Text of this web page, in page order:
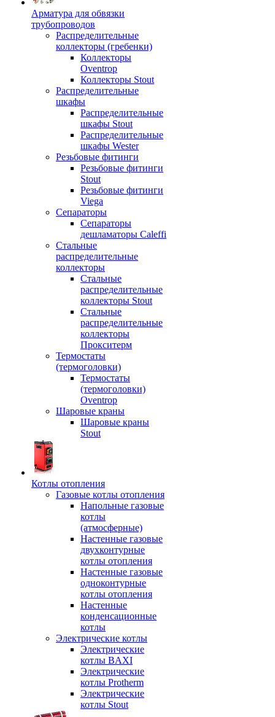
Арматура для обвязки
трубопроводов
Распределительные
коллекторы (гребенки)
Коллекторы
Oventrop
Коллекторы Stout
Распределительные
шкафы
Распределительные
шкафы Stout
Распределительные
шкафы Wester
Резьбовые фитинги
Резьбовые фитинги
Stout
Резьбовые фитинги
Viega
Сепараторы
Сепараторы
дешламаторы Caleffi
Стальные
распределительные
коллекторы
Стальные
распределительные
коллекторы Stout
Стальные
распределительные
коллекторы
Прокситерм
Термостаты
(термоголовки)
Термостаты
(термоголовки)
Oventrop
Шаровые краны
Шаровые краны
Stout
Котлы отопления
Газовые котлы отопления
Напольные газовые
котлы
(атмосферные)
Настенные газовые
двухконтурные
котлы отопления
Настенные газовые
одноконтурные
котлы отопления
Настенные
конденсационные
котлы
Электрические котлы
Электрические
котлы BAXI
Электрические
котлы Protherm
Электрические
котлы Stout